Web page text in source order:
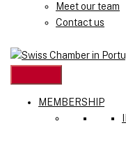
Meet our team
Contact us
MEMBERSHIP